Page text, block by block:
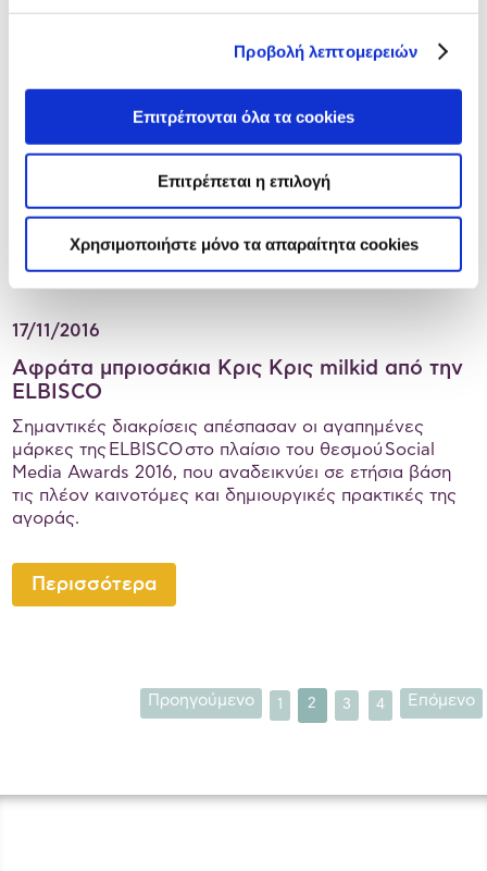
Προβολή λεπτομερειών
Επιτρέπονται όλα τα cookies
Επιτρέπεται η επιλογή
Χρησιμοποιήστε μόνο τα απαραίτητα cookies
17/11/2016
Αφράτα μπριοσάκια Κρις Κρις milkid από την
ELBISCO
Σημαντικές διακρίσεις απέσπασαν οι αγαπημένες
μάρκες της ELBISCO στο πλαίσιο του θεσμού Social
Media Awards 2016, που αναδεικνύει σε ετήσια βάση
τις πλέον καινοτόμες και δημιουργικές πρακτικές της
αγοράς.
Περισσότερα
Επόμενο
1 2 3 4
Προηγούμενο